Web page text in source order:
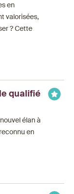
en
valorisées,
? Cette
qualifié
élan à
en